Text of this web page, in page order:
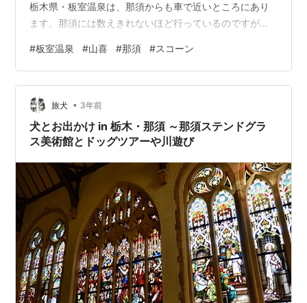
栃木県・板室温泉は、那須からも車で近いところにあり
ます。那須には数えきれないほど行っているのですが、
は、知人のおすすめの宿「山喜」で宿泊しました。観光
は少なめで、宿を楽しむことをメインの目的として訪問
しました。 和モダンな雰囲気！全8室のこじんまりした
旅館 個人的には客室数の多い旅館よりも、落ち着いて過
ごせる客室数の少ない旅館のほうが好みです。 外観、内
観ともに和モダンな雰囲気です。今回は「橘…
#板室温泉 #山喜 #那須 #スコーン
旅犬 • 3年前
犬とお出かけ in 栃木・那須 ～那須ステンドグラ
ス美術館とドッグツアーや川遊び